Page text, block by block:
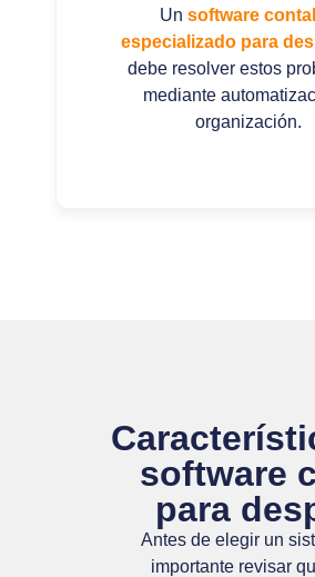
Un software
especializado para
debe resolver estos
mediante
organización.
software
para
Antes de elegir un
importante revisar